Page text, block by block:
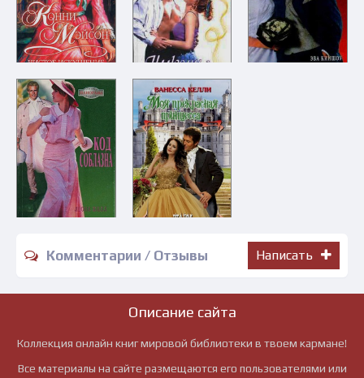
Комментарии / Отзывы Написать
Описание сайта
Коллекция онлайн книг мировой библиотеки в твоем кармане!
Все материалы на сайте размещаются его пользователями или